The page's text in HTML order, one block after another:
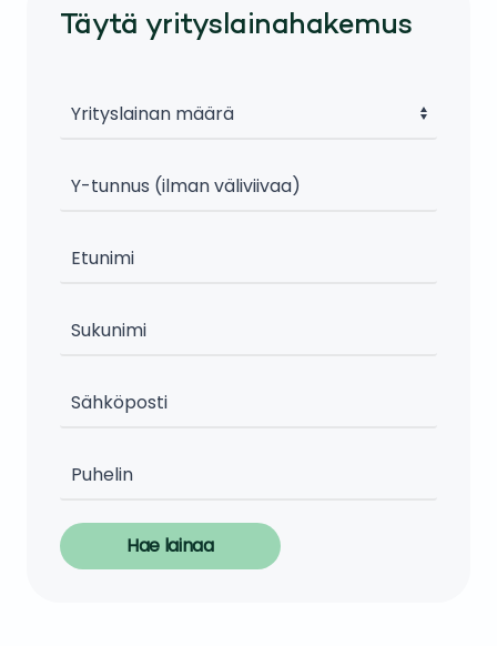
Täytä yrityslainahakemus
Hae lainaa